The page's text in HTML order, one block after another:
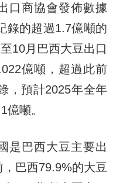
商協會發佈數據
錄的超過1.7億噸的
10月巴西大豆出口
億噸，超過此前
，預計2025年全年
噸。
巴西大豆主要出
巴西79.9%的大豆